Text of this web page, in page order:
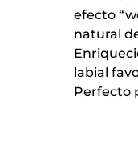
efecto
natural
labial
Perfecto